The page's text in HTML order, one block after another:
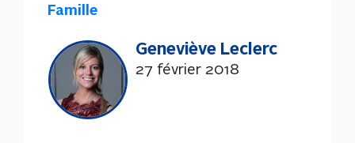
Famille
Geneviève Leclerc
27 février 2018